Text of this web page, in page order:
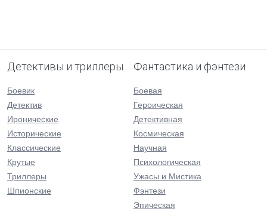
Детективы и триллеры
Боевик
Детектив
Иронические
Исторические
Классические
Крутые
Триллеры
Шпионские
Фантастика и фэнтези
Боевая
Героическая
Детективная
Космическая
Научная
Психологическая
Ужасы и Мистика
Фэнтези
Эпическая